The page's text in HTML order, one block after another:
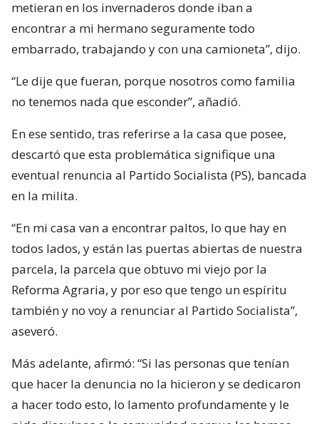
metieran en los invernaderos donde iban a
encontrar a mi hermano seguramente todo
embarrado, trabajando y con una camioneta”, dijo.
“Le dije que fueran, porque nosotros como familia
no tenemos nada que esconder”, añadió.
En ese sentido, tras referirse a la casa que posee,
descartó que esta problemática signifique una
eventual renuncia al Partido Socialista (PS), bancada
en la milita.
“En mi casa van a encontrar paltos, lo que hay en
todos lados, y están las puertas abiertas de nuestra
parcela, la parcela que obtuvo mi viejo por la
Reforma Agraria, y por eso que tengo un espíritu
también y no voy a renunciar al Partido Socialista”,
aseveró.
Más adelante, afirmó: “Si las personas que tenían
que hacer la denuncia no la hicieron y se dedicaron
a hacer todo esto, lo lamento profundamente y le